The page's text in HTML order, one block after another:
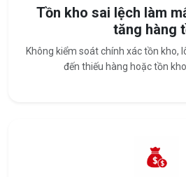
Tồn kho sai lệch làm
tăng hàng
Không kiểm soát chính xác tồn kho,
đến thiếu hàng hoặc tồn